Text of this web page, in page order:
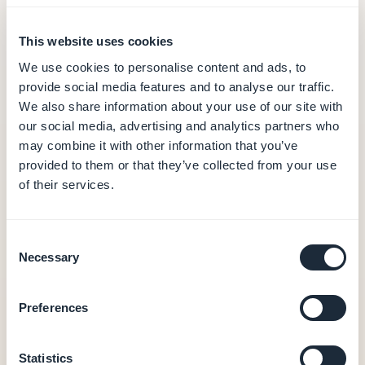
This website uses cookies
We use cookies to personalise content and ads, to
provide social media features and to analyse our traffic.
We also share information about your use of our site with
our social media, advertising and analytics partners who
may combine it with other information that you’ve
provided to them or that they’ve collected from your use
of their services.
Selection
Necessary
Preferences
Statistics
Gestire e pubblicare articoli
Creare sezioni utili
Formati dei contenuti
Mostrare i punti vendita su una mappa
Aggiungere video e trasmissioni in diretta
Gestire l'agenda e gli eventi
Trasmettere musica e podcast
Gestione del catalogo
Gestire l'inventario e lo stock